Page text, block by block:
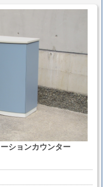
ションカウンター